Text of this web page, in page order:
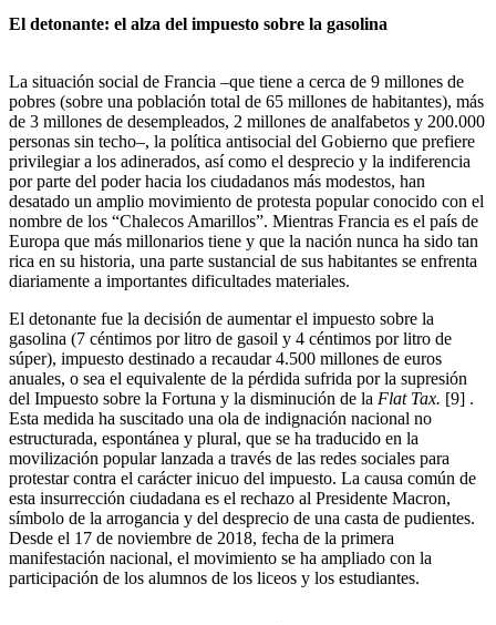
El detonante: el alza del impuesto sobre la gasolina
La situación social de Francia –que tiene a cerca de 9 millones de
pobres (sobre una población total de 65 millones de habitantes), más
de 3 millones de desempleados, 2 millones de analfabetos y 200.000
personas sin techo–, la política antisocial del Gobierno que prefiere
privilegiar a los adinerados, así como el desprecio y la indiferencia
por parte del poder hacia los ciudadanos más modestos, han
desatado un amplio movimiento de protesta popular conocido con el
nombre de los “Chalecos Amarillos”. Mientras Francia es el país de
Europa que más millonarios tiene y que la nación nunca ha sido tan
rica en su historia, una parte sustancial de sus habitantes se enfrenta
diariamente a importantes dificultades materiales.
El detonante fue la decisión de aumentar el impuesto sobre la
gasolina (7 céntimos por litro de gasoil y 4 céntimos por litro de
súper), impuesto destinado a recaudar 4.500 millones de euros
anuales, o sea el equivalente de la pérdida sufrida por la supresión
del Impuesto sobre la Fortuna y la disminución de la Flat Tax. [9] .
Esta medida ha suscitado una ola de indignación nacional no
estructurada, espontánea y plural, que se ha traducido en la
movilización popular lanzada a través de las redes sociales para
protestar contra el carácter inicuo del impuesto. La causa común de
esta insurrección ciudadana es el rechazo al Presidente Macron,
símbolo de la arrogancia y del desprecio de una casta de pudientes.
Desde el 17 de noviembre de 2018, fecha de la primera
manifestación nacional, el movimiento se ha ampliado con la
participación de los alumnos de los liceos y los estudiantes.